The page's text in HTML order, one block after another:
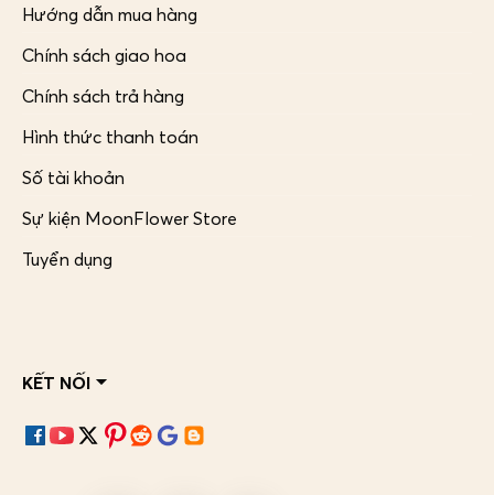
Hướng dẫn mua hàng
Chính sách giao hoa
Chính sách trả hàng
Hình thức thanh toán
Số tài khoản
Sự kiện MoonFlower Store
Tuyển dụng
KẾT NỐI